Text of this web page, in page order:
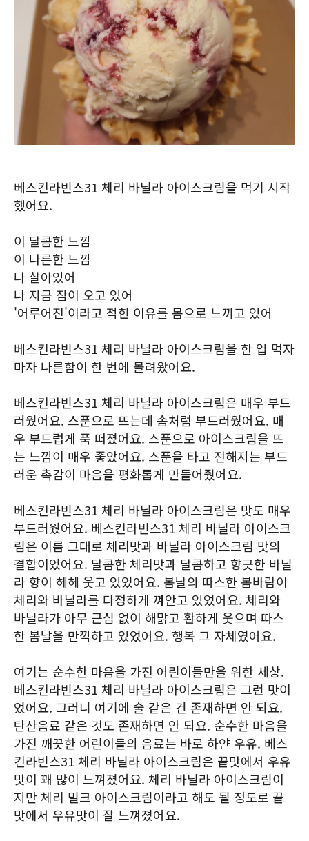
베스킨라빈스31 체리 바닐라 아이스크림을 먹기 시작
했어요.
이 달콤한 느낌
이 나른한 느낌
나 살아있어
나 지금 잠이 오고 있어
'어루어진'이라고 적힌 이유를 몸으로 느끼고 있어
베스킨라빈스31 체리 바닐라 아이스크림을 한 입 먹자
마자 나른함이 한 번에 몰려왔어요.
베스킨라빈스31 체리 바닐라 아이스크림은 매우 부드
러웠어요. 스푼으로 뜨는데 솜처럼 부드러웠어요. 매
우 부드럽게 푹 떠졌어요. 스푼으로 아이스크림을 뜨
는 느낌이 매우 좋았어요. 스푼을 타고 전해지는 부드
러운 촉감이 마음을 평화롭게 만들어줬어요.
베스킨라빈스31 체리 바닐라 아이스크림은 맛도 매우
부드러웠어요. 베스킨라빈스31 체리 바닐라 아이스크
림은 이름 그대로 체리맛과 바닐라 아이스크림 맛의
결합이었어요. 달콤한 체리맛과 달콤하고 향긋한 바닐
라 향이 헤헤 웃고 있었어요. 봄날의 따스한 봄바람이
체리와 바닐라를 다정하게 껴안고 있었어요. 체리와
바닐라가 아무 근심 없이 해맑고 환하게 웃으며 따스
한 봄날을 만끽하고 있었어요. 행복 그 자체였어요.
여기는 순수한 마음을 가진 어린이들만을 위한 세상.
베스킨라빈스31 체리 바닐라 아이스크림은 그런 맛이
었어요. 그러니 여기에 술 같은 건 존재하면 안 되요.
탄산음료 같은 것도 존재하면 안 되요. 순수한 마음을
가진 깨끗한 어린이들의 음료는 바로 하얀 우유. 베스
킨라빈스31 체리 바닐라 아이스크림은 끝맛에서 우유
맛이 꽤 많이 느껴졌어요. 체리 바닐라 아이스크림이
지만 체리 밀크 아이스크림이라고 해도 될 정도로 끝
맛에서 우유맛이 잘 느껴졌어요.